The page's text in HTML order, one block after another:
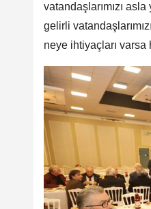
vatandaşlarımızı
gelirli
neye ihtiyaçları varsa